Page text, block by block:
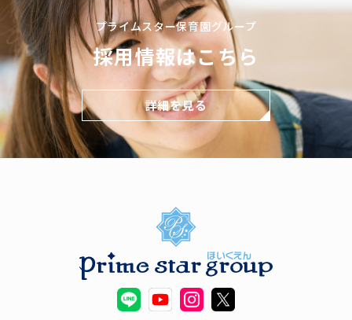
プライムスター保育園グループ
採用情報はこちら
詳細を見る